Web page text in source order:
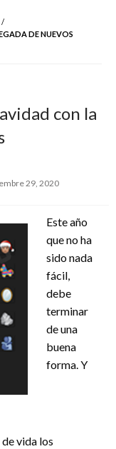
DE NUEVOS
con la
29, 2020
Este año
que no ha
sido nada
fácil,
debe
terminar
de una
buena
forma. Y
vida los